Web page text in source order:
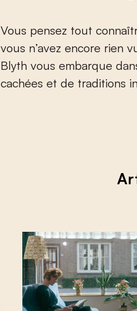
Vous pensez tout
vous n’avez encore rien
Blyth vous embarque
cachées et de traditions